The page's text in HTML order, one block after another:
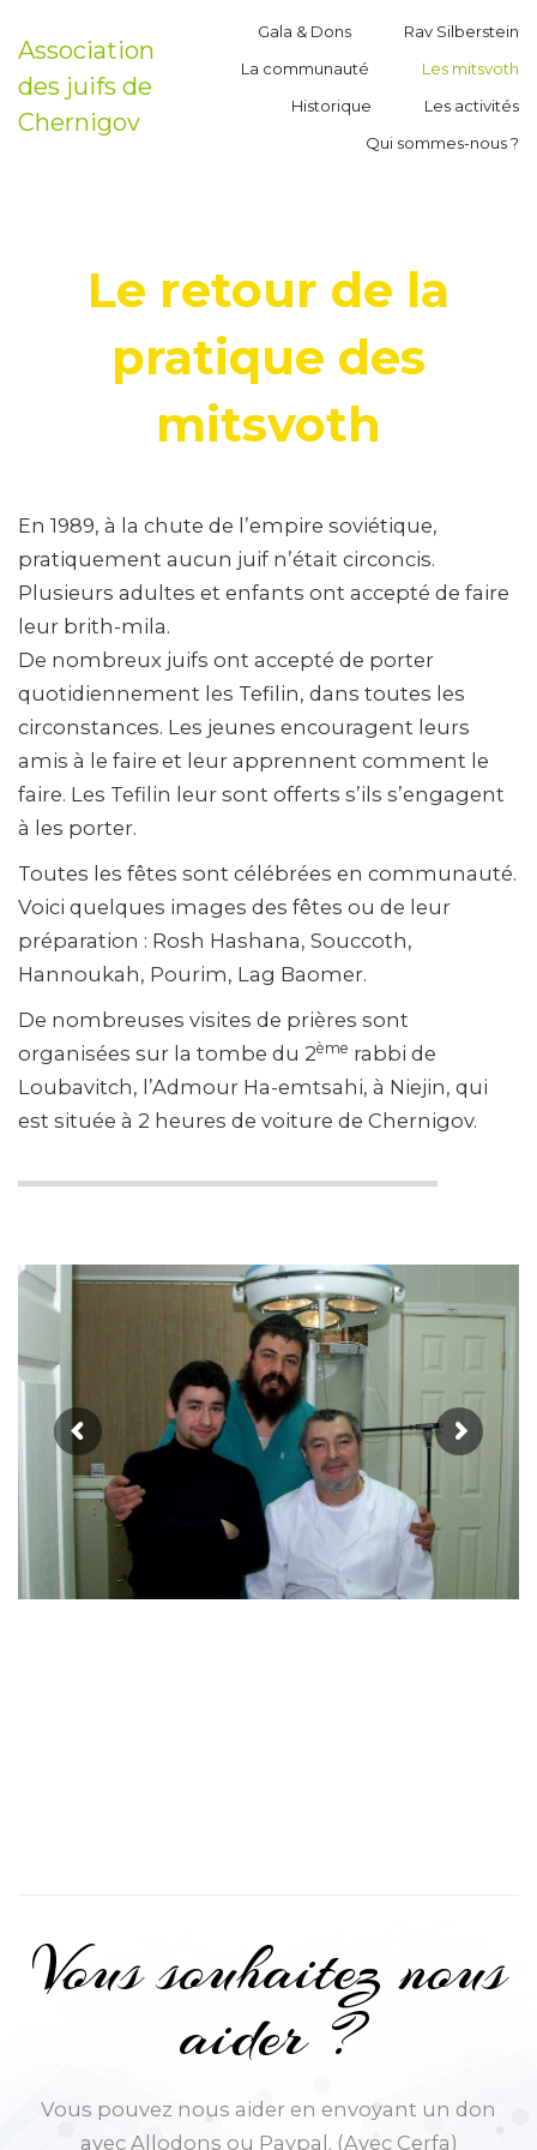
Association
des juifs de
Chernigov
Gala & Dons
Rav Silberstein
La communauté
Les mitsvoth
Historique
Les activités
Qui sommes-nous ?
Le retour de la
pratique des
mitsvoth
En 1989, à la chute de l’empire soviétique,
pratiquement aucun juif n’était circoncis.
Plusieurs adultes et enfants ont accepté de faire
leur brith-mila.
De nombreux juifs ont accepté de porter
quotidiennement les Tefilin, dans toutes les
circonstances. Les jeunes encouragent leurs
amis à le faire et leur apprennent comment le
faire. Les Tefilin leur sont offerts s’ils s’engagent
à les porter.
Toutes les fêtes sont célébrées en communauté.
Voici quelques images des fêtes ou de leur
préparation : Rosh Hashana, Souccoth,
Hannoukah, Pourim, Lag Baomer.
De nombreuses visites de prières sont
organisées sur la tombe du 2ème rabbi de
Loubavitch, l’Admour Ha-emtsahi, à Niejin, qui
est située à 2 heures de voiture de Chernigov.
Vous souhaitez nous
aider ?
Vous pouvez nous aider en envoyant un don
avec Allodons ou Paypal. (Avec Cerfa)